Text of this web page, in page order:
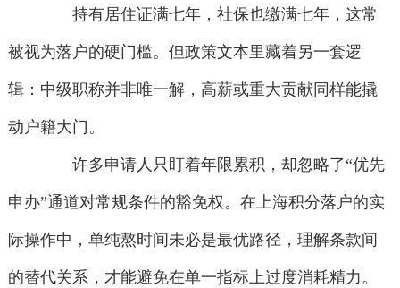
持有居住证满七年，社保也缴满七年，这常
被视为落户的硬门槛。但政策文本里藏着另一套逻
辑：中级职称并非唯一解，高薪或重大贡献同样能撬
动户籍大门。
许多申请人只盯着年限累积，却忽略了“优先
申办”通道对常规条件的豁免权。在上海积分落户的实
际操作中，单纯熬时间未必是最优路径，理解条款间
的替代关系，才能避免在单一指标上过度消耗精力。